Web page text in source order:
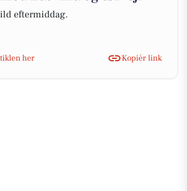
eftermiddag.
her
Kopiér link